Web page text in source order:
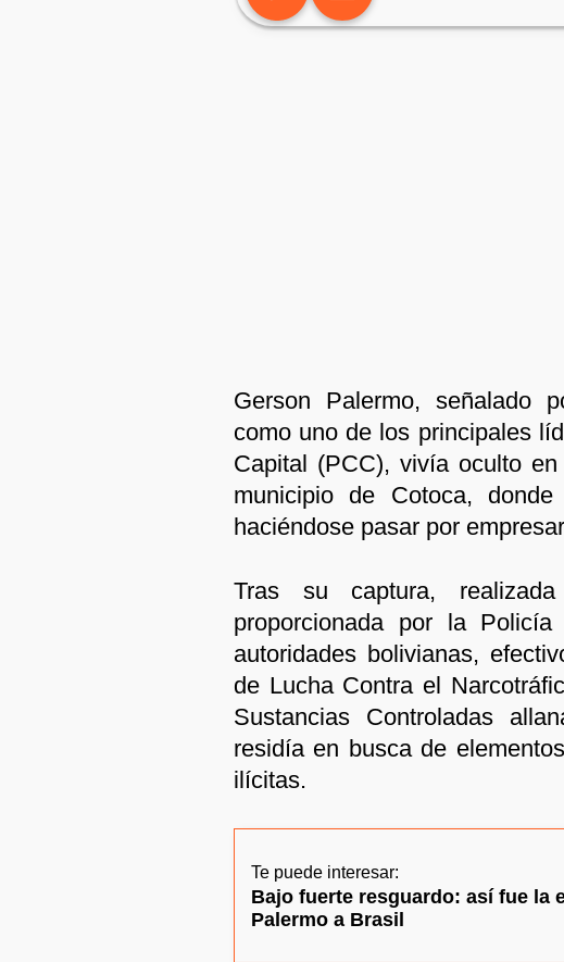
Gerson Palermo, señalado
como uno de los principales
Capital (PCC), vivía oculto
municipio de Cotoca,
haciéndose pasar por
Tras su captura,
proporcionada por la
autoridades bolivianas,
de Lucha Contra el
Sustancias Controladas
residía en busca de
ilícitas.
Te puede interesar:
Bajo fuerte resguardo: así fue la
Palermo a Brasil